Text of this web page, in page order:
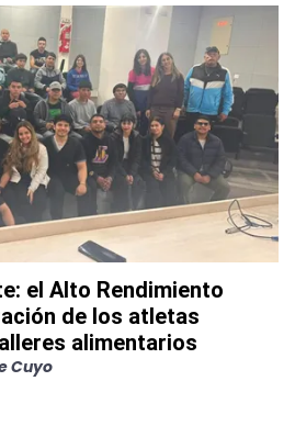
el Alto Rendimiento
de los atletas
alimentarios
Cuyo